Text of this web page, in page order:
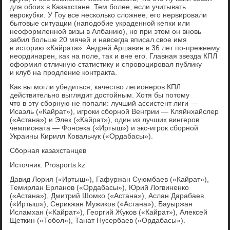
для обоих в Казахстане. Тем более, если учитывать
еврокубки. У Гоу все несколько сложнее, его нервировали
бытовые ситуации (наподобие украденной кепки или
неоформленной визы в Албанию), но при этом он вновь
забил больше 20 мячей и навсегда вписал свое имя
в историю «Кайрата». Андрей Аршавин в 36 лет по-прежнему
неординарен, как на поле, так и вне его. Главная звезда КПЛ
оформил отличную статистику и спровоцировал публику
и клуб на продление контракта.
Как вы могли убедиться, качество легионеров КПЛ
действительно выглядит достойным. Хотя бы потому
что в эту сборную не попали: лучший ассистент лиги —
Исаэль («Кайрат»), игроки сборной Венгрии — Кляйнхайслер
(«Астана») и Элек («Кайрат»), один из лучших вингеров
чемпионата — Фонсека («Иртыш») и экс-игрок сборной
Украины Кирилл Ковальчук («Ордабасы»).
Сборная казахстанцев
Источник: Prosports.kz
Давид Лория («Иртыш»), Гафуржан Суюмбаев («Кайрат»),
Темирлан Ерланов («Ордабасы»), Юрий Логвиненко
(«Астана»), Дмитрий Шомко («Астана»), Аслан Дарабаев
(«Иртыш»), Серикжан Мужиков («Астана»), Бауыржан
Исламхан («Кайрат»), Георгий Жуков («Кайрат»), Алексей
Щеткин («Тобол»), Танат Нусербаев («Ордабасы»).